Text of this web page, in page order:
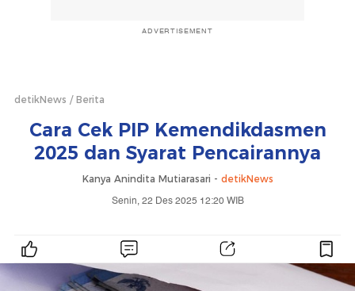
ADVERTISEMENT
detikNews Berita
Cara Cek PIP Kemendikdasmen
2025 dan Syarat Pencairannya
Kanya Anindita Mutiarasari - detikNews
Senin, 22 Des 2025 12:20 WIB